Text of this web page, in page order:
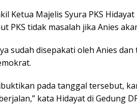
Ketua Majelis Syura PKS
PKS tidak masalah jika Anies
sudah disepakati oleh Anies
pada tanggal tersebut,
kata Hidayat di Gedung